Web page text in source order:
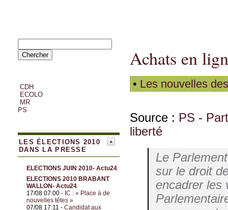
CDH
ECOLO
MR
PS
LES ÉLECTIONS 2010
DANS LA PRESSE
ELECTIONS JUIN 2010- Actu24
ELECTIONS 2010 BRABANT
WALLON- Actu24
17/08 07:00 - IC : « Place à de
nouvelles têtes »
07/08 17:11 - Candidat aux
Achats en
• Les nouvelles
Source : PS -
liberté
Le
sur le droit
encadrer les